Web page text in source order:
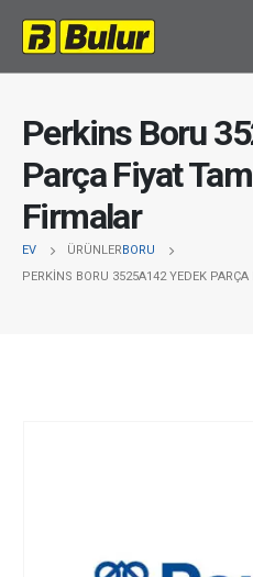
Perkins Boru
Parça Fiyat
Firmalar
EV ÜRÜNLERBORU
PERKINS BORU 3525A142 YEDEK